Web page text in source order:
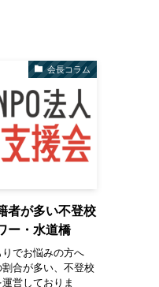
会長コラム
者が多い不登校
ー・水道橋
でお悩みの方へ
合が多い、不登校
営しておりま